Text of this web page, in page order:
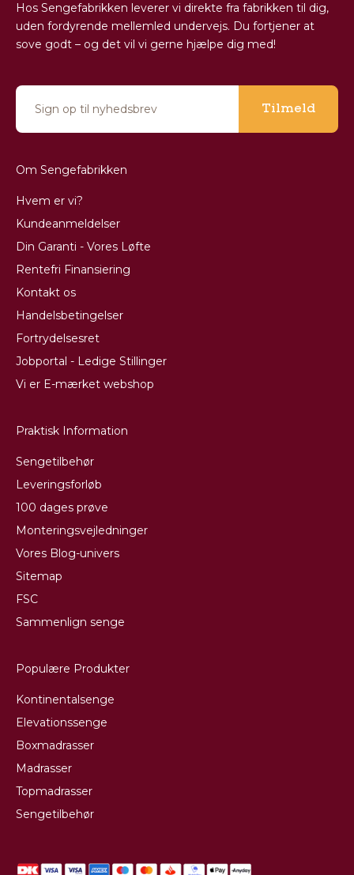
Hos Sengefabrikken leverer vi direkte fra fabrikken til dig,
uden fordyrende mellemled undervejs. Du fortjener at
sove godt – og det vil vi gerne hjælpe dig med!
Tilmeld
Om Sengefabrikken
Hvem er vi?
Kundeanmeldelser
Din Garanti - Vores Løfte
Rentefri Finansiering
Kontakt os
Handelsbetingelser
Fortrydelsesret
Jobportal - Ledige Stillinger
Vi er E-mærket webshop
Praktisk Information
Sengetilbehør
Leveringsforløb
100 dages prøve
Monteringsvejledninger
Vores Blog-univers
Sitemap
FSC
Sammenlign senge
Populære Produkter
Kontinentalsenge
Elevationssenge
Boxmadrasser
Madrasser
Topmadrasser
Sengetilbehør